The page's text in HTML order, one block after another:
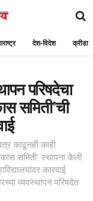
देश-विदेश क्रीडा
परिषदेचा
समिती’ची
काढूनही काही
समिती’ स्थापना केली
कारवाई
व्यवस्थापन परिषदेत